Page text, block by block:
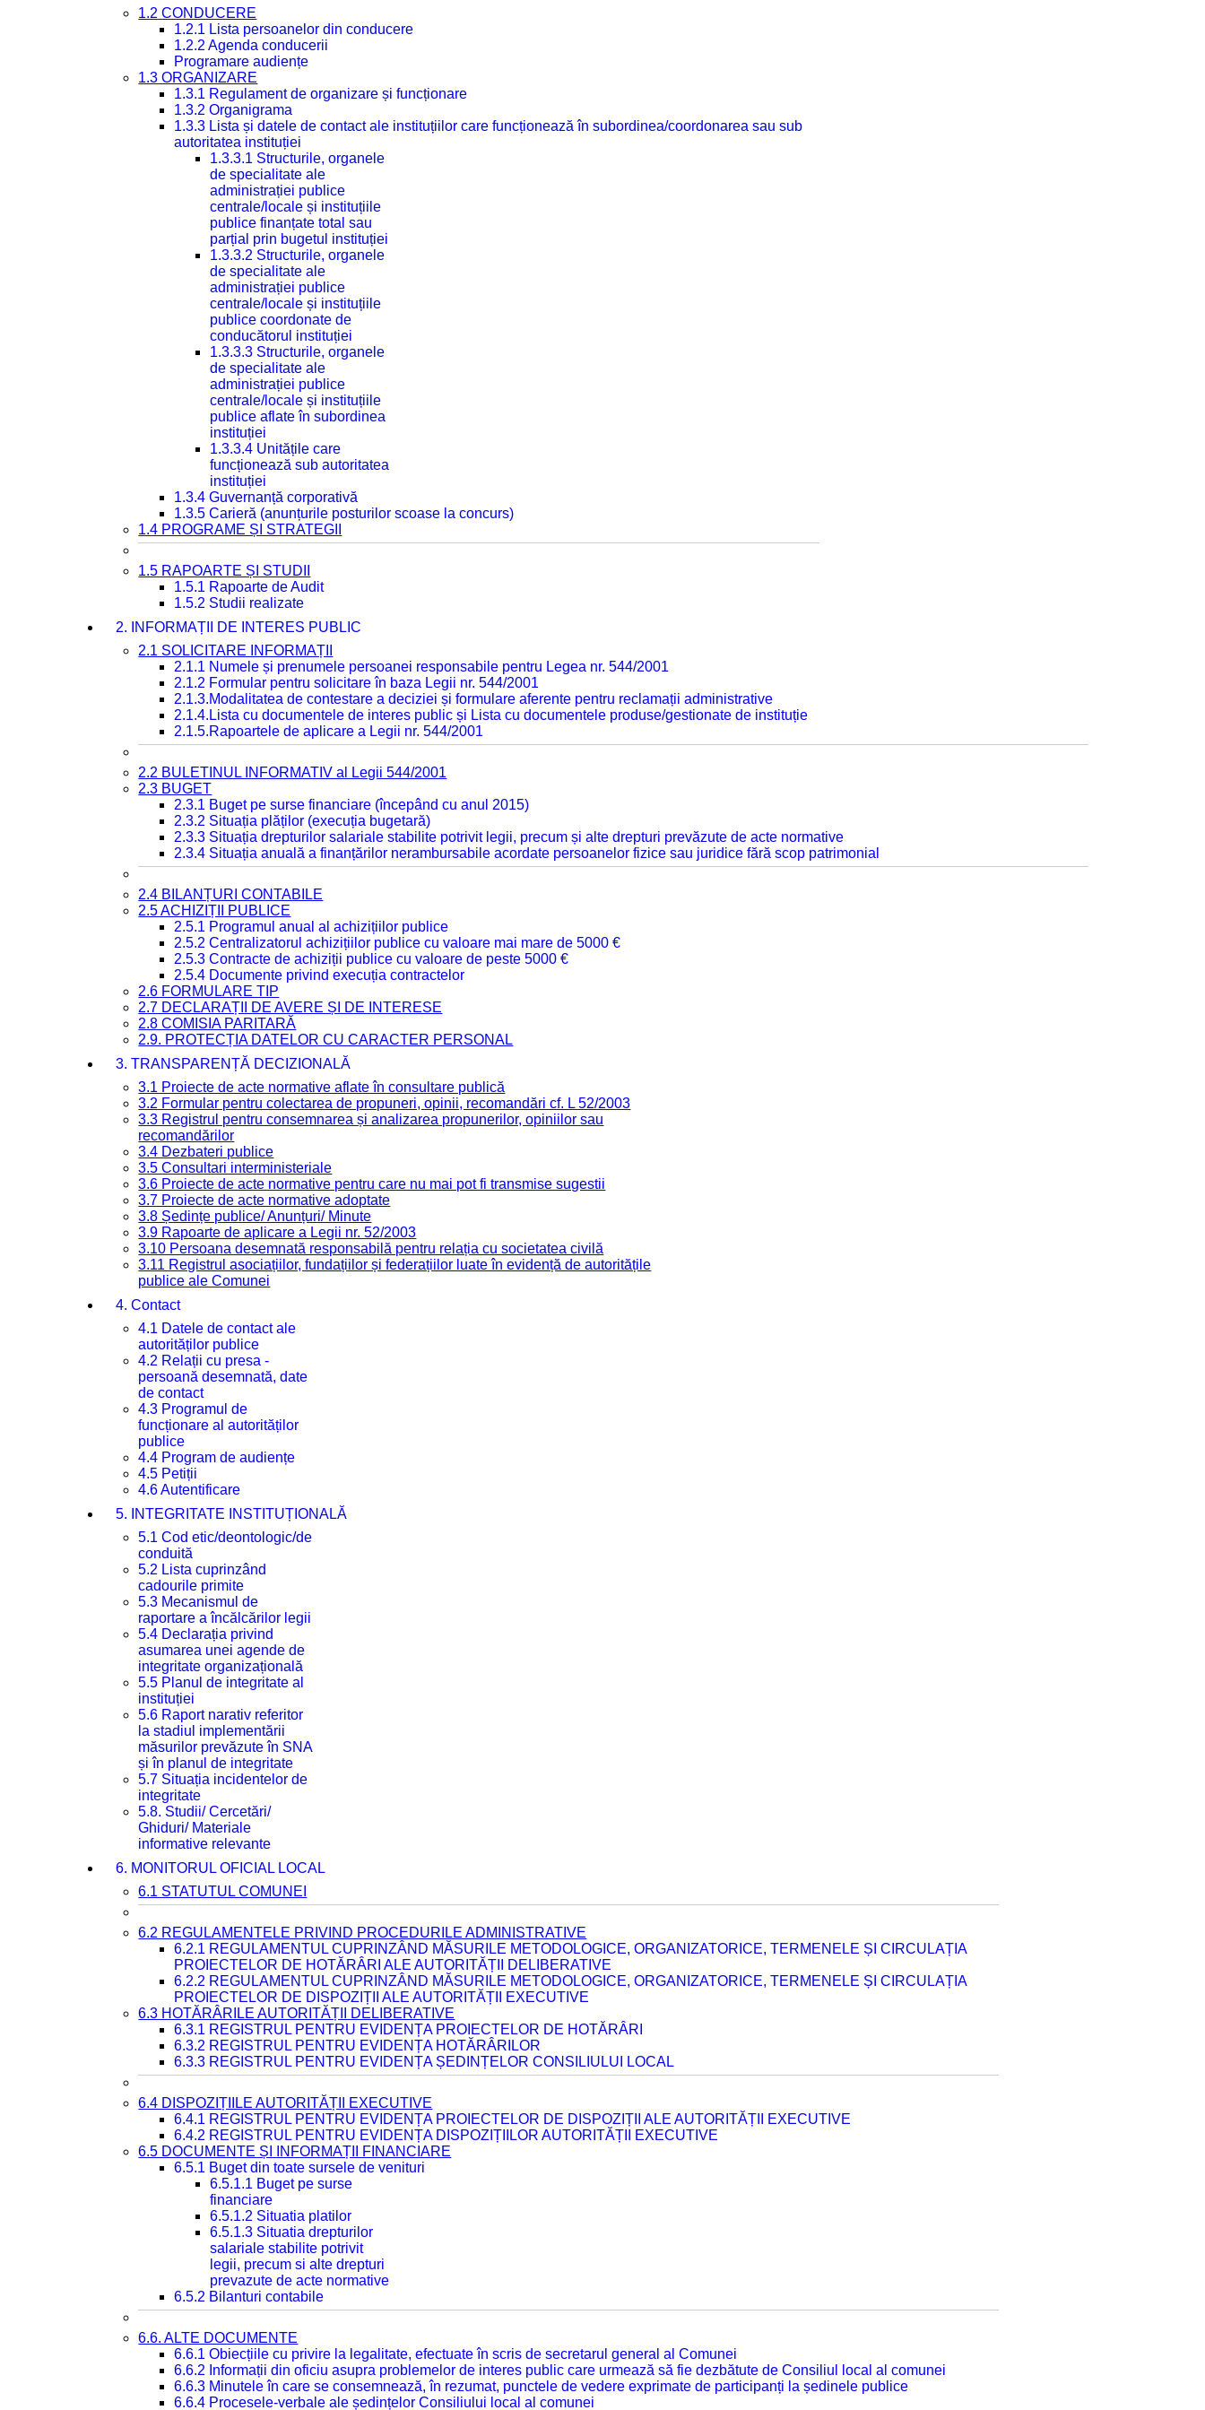
1.2 CONDUCERE
1.2.1 Lista persoanelor din conducere
1.2.2 Agenda conducerii
Programare audiențe
1.3 ORGANIZARE
1.3.1 Regulament de organizare și funcționare
1.3.2 Organigrama
1.3.3 Lista și datele de contact ale instituțiilor care funcționează în subordinea/coordonarea sau sub
autoritatea instituției
1.3.3.1 Structurile, organele
de specialitate ale
administrației publice
centrale/locale și instituțiile
publice finanțate total sau
parțial prin bugetul instituției
1.3.3.2 Structurile, organele
de specialitate ale
administrației publice
centrale/locale și instituțiile
publice coordonate de
conducătorul instituției
1.3.3.3 Structurile, organele
de specialitate ale
administrației publice
centrale/locale și instituțiile
publice aflate în subordinea
instituției
1.3.3.4 Unitățile care
funcționează sub autoritatea
instituției
1.3.4 Guvernanță corporativă
1.3.5 Carieră (anunțurile posturilor scoase la concurs)
1.4 PROGRAME ȘI STRATEGII
1.5 RAPOARTE ȘI STUDII
1.5.1 Rapoarte de Audit
1.5.2 Studii realizate
2. INFORMAȚII DE INTERES PUBLIC
2.1 SOLICITARE INFORMAȚII
2.1.1 Numele și prenumele persoanei responsabile pentru Legea nr. 544/2001
2.1.2 Formular pentru solicitare în baza Legii nr. 544/2001
2.1.3.Modalitatea de contestare a deciziei și formulare aferente pentru reclamații administrative
2.1.4.Lista cu documentele de interes public și Lista cu documentele produse/gestionate de instituție
2.1.5.Rapoartele de aplicare a Legii nr. 544/2001
2.2 BULETINUL INFORMATIV al Legii 544/2001
2.3 BUGET
2.3.1 Buget pe surse financiare (începând cu anul 2015)
2.3.2 Situația plăților (execuția bugetară)
2.3.3 Situația drepturilor salariale stabilite potrivit legii, precum și alte drepturi prevăzute de acte normative
2.3.4 Situația anuală a finanțărilor nerambursabile acordate persoanelor fizice sau juridice fără scop patrimonial
2.4 BILANȚURI CONTABILE
2.5 ACHIZIȚII PUBLICE
2.5.1 Programul anual al achizițiilor publice
2.5.2 Centralizatorul achizițiilor publice cu valoare mai mare de 5000 €
2.5.3 Contracte de achiziții publice cu valoare de peste 5000 €
2.5.4 Documente privind execuția contractelor
2.6 FORMULARE TIP
2.7 DECLARAȚII DE AVERE ȘI DE INTERESE
2.8 COMISIA PARITARĂ
2.9. PROTECȚIA DATELOR CU CARACTER PERSONAL
3. TRANSPARENȚĂ DECIZIONALĂ
3.1 Proiecte de acte normative aflate în consultare publică
3.2 Formular pentru colectarea de propuneri, opinii, recomandări cf. L 52/2003
3.3 Registrul pentru consemnarea și analizarea propunerilor, opiniilor sau
recomandărilor
3.4 Dezbateri publice
3.5 Consultari interministeriale
3.6 Proiecte de acte normative pentru care nu mai pot fi transmise sugestii
3.7 Proiecte de acte normative adoptate
3.8 Ședințe publice/ Anunțuri/ Minute
3.9 Rapoarte de aplicare a Legii nr. 52/2003
3.10 Persoana desemnată responsabilă pentru relația cu societatea civilă
3.11 Registrul asociațiilor, fundațiilor și federațiilor luate în evidență de autoritățile
publice ale Comunei
4. Contact
4.1 Datele de contact ale
autorităților publice
4.2 Relații cu presa -
persoană desemnată, date
de contact
4.3 Programul de
funcționare al autorităților
publice
4.4 Program de audiențe
4.5 Petiții
4.6 Autentificare
5. INTEGRITATE INSTITUȚIONALĂ
5.1 Cod etic/deontologic/de
conduită
5.2 Lista cuprinzând
cadourile primite
5.3 Mecanismul de
raportare a încălcărilor legii
5.4 Declarația privind
asumarea unei agende de
integritate organizațională
5.5 Planul de integritate al
instituției
5.6 Raport narativ referitor
la stadiul implementării
măsurilor prevăzute în SNA
și în planul de integritate
5.7 Situația incidentelor de
integritate
5.8. Studii/ Cercetări/
Ghiduri/ Materiale
informative relevante
6. MONITORUL OFICIAL LOCAL
6.1 STATUTUL COMUNEI
6.2 REGULAMENTELE PRIVIND PROCEDURILE ADMINISTRATIVE
6.2.1 REGULAMENTUL CUPRINZÂND MĂSURILE METODOLOGICE, ORGANIZATORICE, TERMENELE ȘI CIRCULAȚIA
PROIECTELOR DE HOTĂRÂRI ALE AUTORITĂȚII DELIBERATIVE
6.2.2 REGULAMENTUL CUPRINZÂND MĂSURILE METODOLOGICE, ORGANIZATORICE, TERMENELE ȘI CIRCULAȚIA
PROIECTELOR DE DISPOZIȚII ALE AUTORITĂȚII EXECUTIVE
6.3 HOTĂRÂRILE AUTORITĂȚII DELIBERATIVE
6.3.1 REGISTRUL PENTRU EVIDENȚA PROIECTELOR DE HOTĂRÂRI
6.3.2 REGISTRUL PENTRU EVIDENȚA HOTĂRÂRILOR
6.3.3 REGISTRUL PENTRU EVIDENȚA ȘEDINȚELOR CONSILIULUI LOCAL
6.4 DISPOZIȚIILE AUTORITĂȚII EXECUTIVE
6.4.1 REGISTRUL PENTRU EVIDENȚA PROIECTELOR DE DISPOZIȚII ALE AUTORITĂȚII EXECUTIVE
6.4.2 REGISTRUL PENTRU EVIDENȚA DISPOZIȚIILOR AUTORITĂȚII EXECUTIVE
6.5 DOCUMENTE ȘI INFORMAȚII FINANCIARE
6.5.1 Buget din toate sursele de venituri
6.5.1.1 Buget pe surse
financiare
6.5.1.2 Situatia platilor
6.5.1.3 Situatia drepturilor
salariale stabilite potrivit
legii, precum si alte drepturi
prevazute de acte normative
6.5.2 Bilanturi contabile
6.6. ALTE DOCUMENTE
6.6.1 Obiecțiile cu privire la legalitate, efectuate în scris de secretarul general al Comunei
6.6.2 Informații din oficiu asupra problemelor de interes public care urmează să fie dezbătute de Consiliul local al comunei
6.6.3 Minutele în care se consemnează, în rezumat, punctele de vedere exprimate de participanți la ședinele publice
6.6.4 Procesele-verbale ale ședințelor Consiliului local al comunei